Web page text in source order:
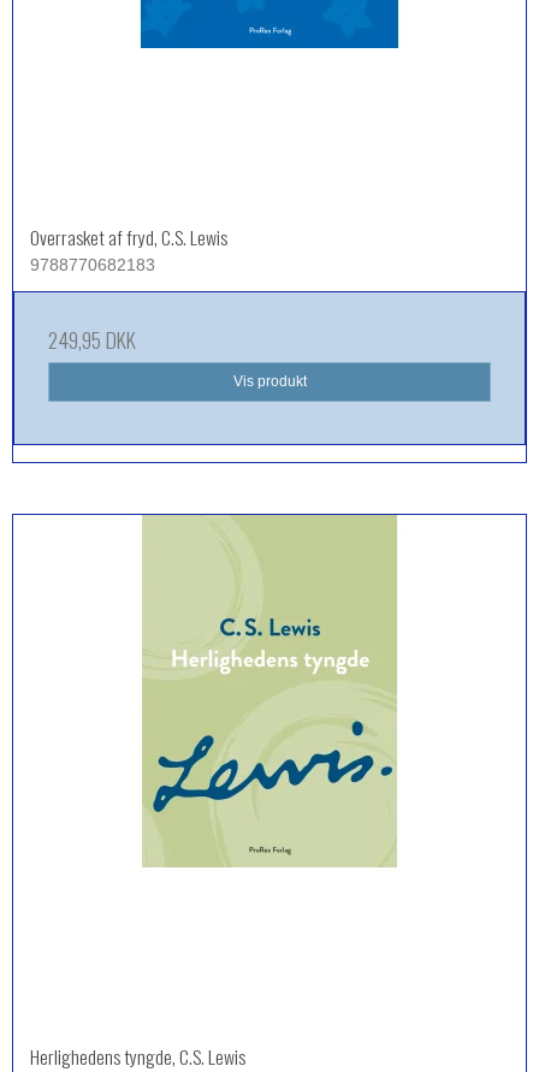
Overrasket af fryd, C.S. Lewis
9788770682183
249,95 DKK
Vis produkt
Herlighedens tyngde, C.S. Lewis